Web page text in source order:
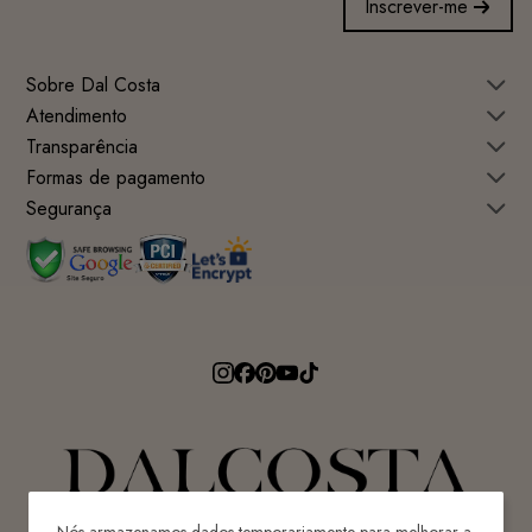
Inscrever-me
Sobre Dal Costa
Atendimento
Transparência
Formas de pagamento
Segurança